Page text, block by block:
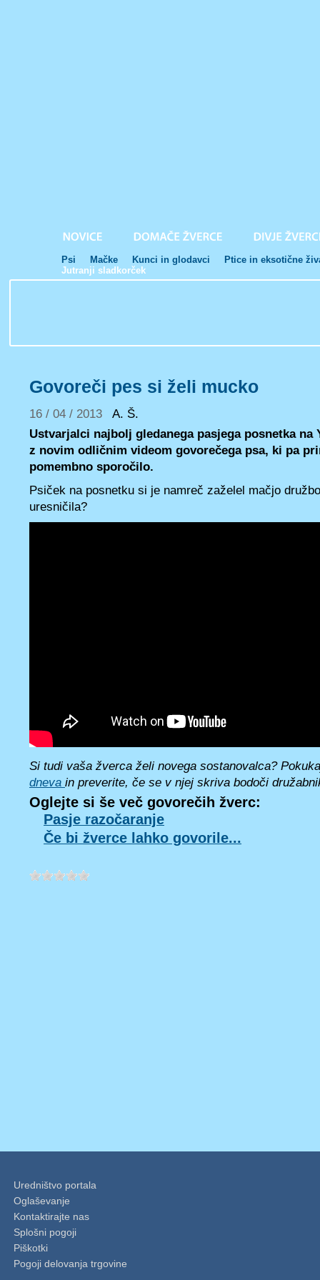
Psi Mačke Kunci in glodavci
Ptice in eksotične
Jutranji sladkorček
Govoreči pes si želi mucko
16 / 04 / 2013 A. Š.
Ustvarjalci najbolj gledanega pasjega posnetka na
z novim odličnim videom govorečega psa, ki pa
pomembno sporočilo.
Psiček na posnetku si je namreč zaželel mačjo
uresničila?
Si tudi vaša žverca želi novega sostanovalca?
dneva in preverite, če se v njej skriva bodoči
Oglejte si še več govorečih žverc:
Pasje razočaranje
Če bi žverce lahko govorile...
Uredništvo portala
Oglaševanje
Kontaktirajte nas
Splošni pogoji
Piškotki
Pogoji delovanja trgovine